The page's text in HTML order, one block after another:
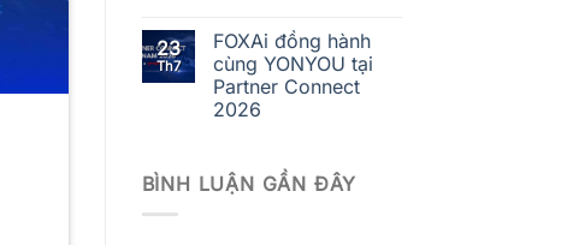
23
Th7
FOXAi đồng hành
cùng YONYOU tại
Partner Connect
2026
BÌNH LUẬN GẦN ĐÂY